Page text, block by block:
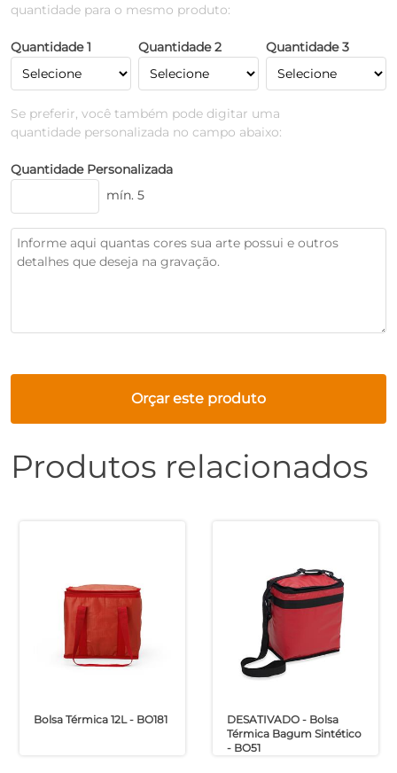
quantidade para o mesmo produto:
Quantidade 1 Quantidade 2 Quantidade 3
Se preferir, você também pode digitar uma
quantidade personalizada no campo abaixo:
Quantidade Personalizada
mín. 5
Orçar este produto
Produtos relacionados
Bolsa Térmica 12L - BO181
DESATIVADO - Bolsa
Térmica Bagum Sintético
- BO51